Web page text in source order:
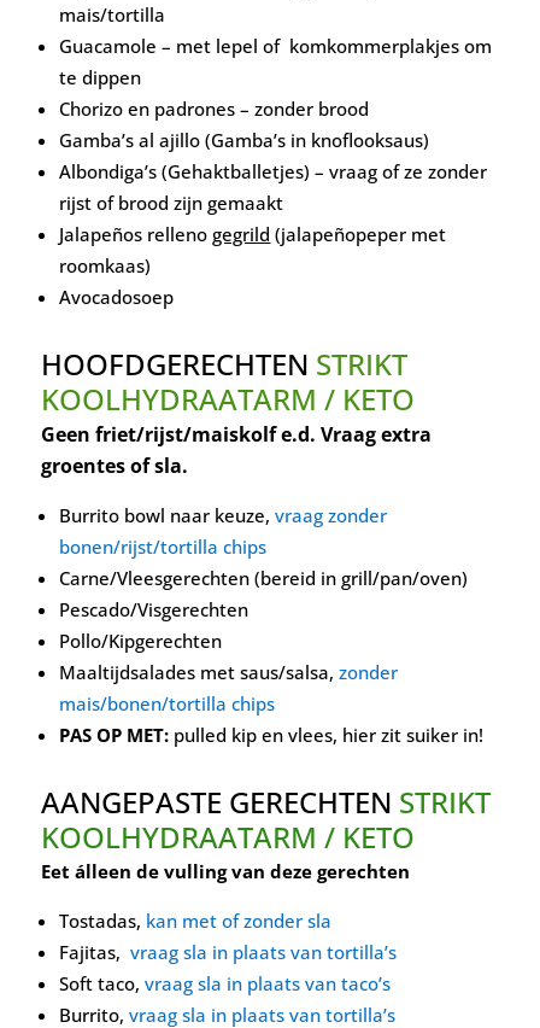
mais/tortilla
Guacamole – met lepel of komkommerplakjes om
te dippen
Chorizo en padrones – zonder brood
Gamba’s al ajillo (Gamba’s in knoflooksaus)
Albondiga’s (Gehaktballetjes) – vraag of ze zonder
rijst of brood zijn gemaakt
Jalapeños rellenogegrild (jalapeñopeper met
roomkaas)
Avocadosoep
HOOFDGERECHTEN STRIKT
KOOLHYDRAATARM / KETO
Geen friet/rijst/maiskolf e.d. Vraag extra
groentes of sla.
Burrito bowl naar keuze, vraag zonder
bonen/rijst/tortilla chips
Carne/Vleesgerechten (bereid in grill/pan/oven)
Pescado/Visgerechten
Pollo/Kipgerechten
Maaltijdsalades met saus/salsa,zonder
mais/bonen/tortilla chips
PAS OP MET: pulled kip en vlees, hier zit suiker in!
AANGEPASTE GERECHTEN STRIKT
KOOLHYDRAATARM / KETO
Eet álleen de vulling van deze gerechten
Tostadas, kan met of zonder sla
Fajitas,vraag sla in plaats van tortilla’s
Soft taco,vraag sla in plaats van taco’s
Burrito, vraag sla in plaats van tortilla’s